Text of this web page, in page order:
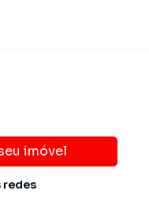
imóvel
redes